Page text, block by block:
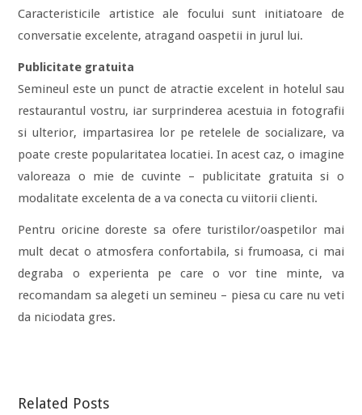
Caracteristicile artistice ale focului sunt initiatoare de
conversatie excelente, atragand oaspetii in jurul lui.
Publicitate gratuita
Semineul este un punct de atractie excelent in hotelul sau
restaurantul vostru, iar surprinderea acestuia in fotografii
si ulterior, impartasirea lor pe retelele de socializare, va
poate creste popularitatea locatiei. In acest caz, o imagine
valoreaza o mie de cuvinte – publicitate gratuita si o
modalitate excelenta de a va conecta cu viitorii clienti.
Pentru oricine doreste sa ofere turistilor/oaspetilor mai
mult decat o atmosfera confortabila, si frumoasa, ci mai
degraba o experienta pe care o vor tine minte, va
recomandam sa alegeti un semineu – piesa cu care nu veti
da niciodata gres.
Related Posts